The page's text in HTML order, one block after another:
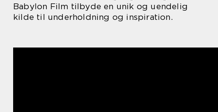
Babylon Film tilbyde en unik og uendelig
kilde til underholdning og inspiration.